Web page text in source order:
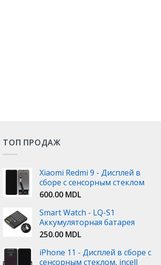
ТОП ПРОДАЖ
Xiaomi Redmi 9 - Дисплей в
сборе с сенсорным стеклом
600.00 MDL
Smart Watch - LQ-S1
Аккумуляторная батарея
250.00 MDL
iPhone 11 - Дисплей в сборе с
сенсорным стеклом, incell